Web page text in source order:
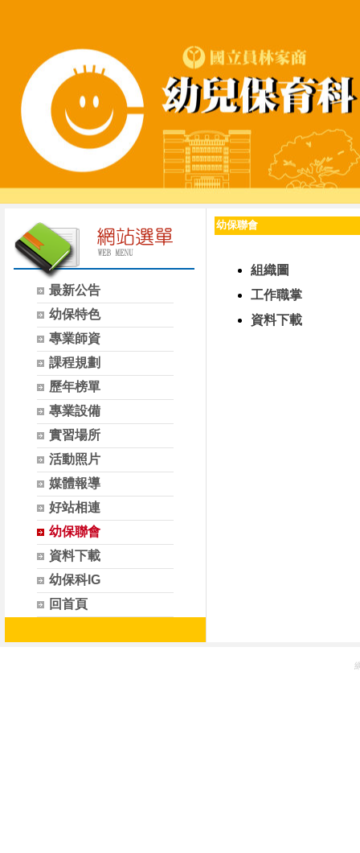
最新公告
幼保特色
專業師資
課程規劃
歷年榜單
專業設備
實習場所
活動照片
媒體報導
好站相連
幼保聯會
資料下載
幼保科IG
回首頁
幼保聯會
組織圖
工作職掌
資料下載